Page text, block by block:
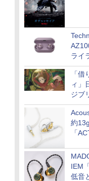
ライ
「
ィ」
ジブ
約
「
IEM
低音